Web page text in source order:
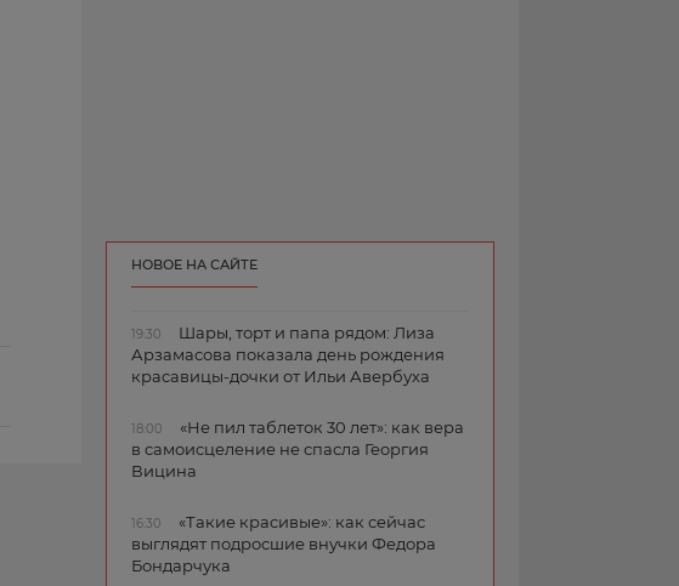
НОВОЕ НА САЙТЕ
19:30
Шары, торт и папа рядом: Лиза
Арзамасова показала день рождения
красавицы-дочки от Ильи Авербуха
18:00
«Не пил таблеток 30 лет»: как вера
в самоисцеление не спасла Георгия
Вицина
16:30
«Такие красивые»: как сейчас
выглядят подросшие внучки Федора
Бондарчука